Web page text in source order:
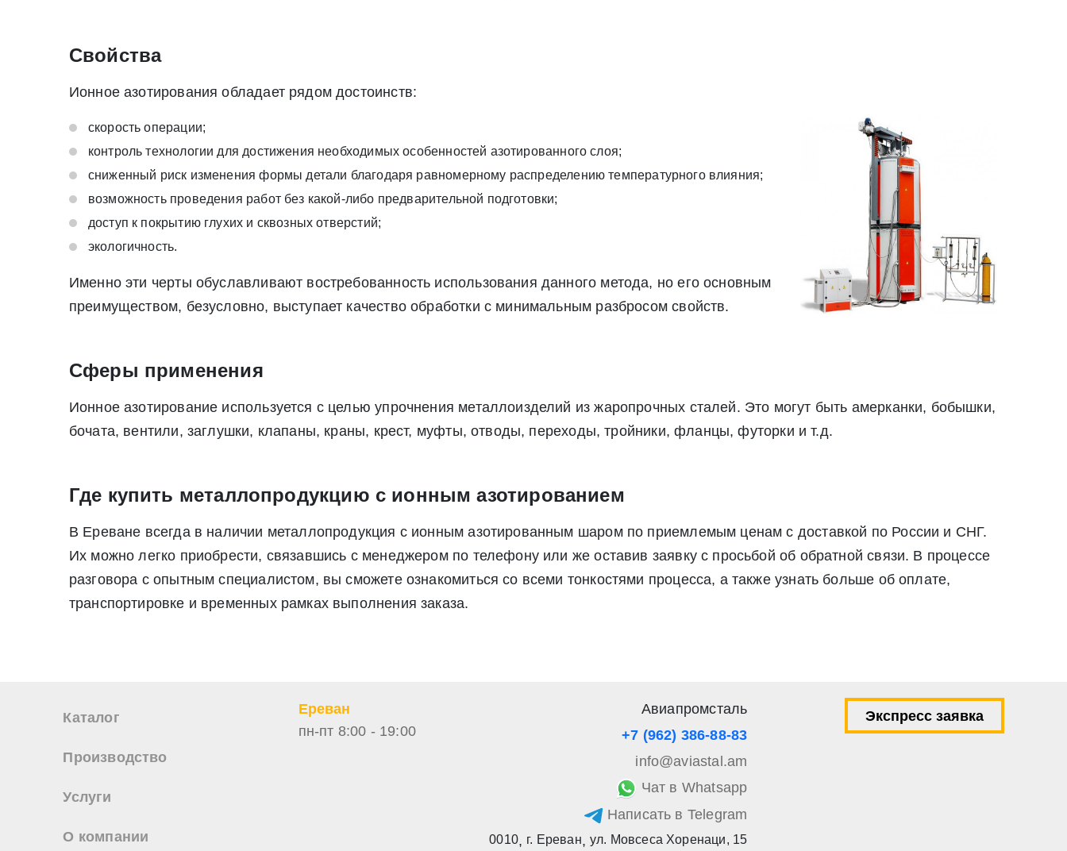
Свойства
Ионное азотирования обладает рядом достоинств:
скорость операции;
контроль технологии для достижения необходимых особенностей азотированного слоя;
сниженный риск изменения формы детали благодаря равномерному распределению температурного влияния;
возможность проведения работ без какой-либо предварительной подготовки;
доступ к покрытию глухих и сквозных отверстий;
экологичность.
Именно эти черты обуславливают востребованность использования данного метода, но его основным
преимуществом, безусловно, выступает качество обработки с минимальным разбросом свойств.
Сферы применения
Ионное азотирование используется с целью упрочнения металлоизделий из жаропрочных сталей. Это могут быть амерканки, бобышки,
бочата, вентили, заглушки, клапаны, краны, крест, муфты, отводы, переходы, тройники, фланцы, футорки и т.д.
Где купить металлопродукцию с ионным азотированием
В Ереване всегда в наличии металлопродукция с ионным азотированным шаром по приемлемым ценам с доставкой по России и СНГ.
Их можно легко приобрести, связавшись с менеджером по телефону или же оставив заявку с просьбой об обратной связи. В процессе
разговора с опытным специалистом, вы сможете ознакомиться со всеми тонкостями процесса, а также узнать больше об оплате,
транспортировке и временных рамках выполнения заказа.
Каталог
Производство
Услуги
О компании
Ереван
пн-пт 8:00 - 19:00
Авиапромсталь
+7 (962) 386-88-83
info@aviastal.am
Чат в Whatsapp
Написать в Telegram
0010, г. Ереван, ул. Мовсеса Хоренаци, 15
Экспресс заявка
* - обязательные поля для заполнения
Нажимая на кнопку «Отправить заявку» Вы даете согласие на обработку своих персональных данных в соответствии со статьей 9 Федерального закона от 27
июля 2006 г. N 152-ФЗ «О персональных данных», а также соглашаетесь на информационную рассылку по средством e-mail или СМС
* - обязательные поля для заполнения
Прикрепить файл (до 20 mb)
Нажимая на кнопку «Отправить заявку» Вы даете согласие на обработку своих персональных данных в соответствии со статьей 9 Федерального закона от 27 июля 2006 г. N 152-ФЗ «О
персональных данных», а также соглашаетесь на информационную рассылку по средством e-mail или СМС